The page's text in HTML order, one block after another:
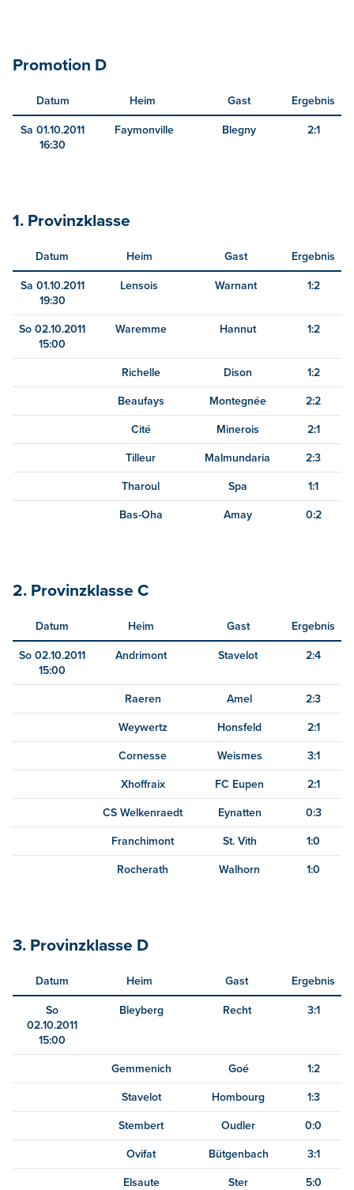
Promotion D
Datum Heim Gast Ergebnis
Sa 01.10.2011
16:30
Faymonville Blegny 2:1
1. Provinzklasse
Datum Heim Gast Ergebnis
Sa 01.10.2011
19:30
Lensois Warnant 1:2
So 02.10.2011
15:00
Waremme Hannut 1:2
Richelle Dison 1:2
Beaufays Montegnée 2:2
Cité Minerois 2:1
Tilleur Malmundaria 2:3
Tharoul Spa 1:1
Bas-Oha Amay 0:2
2. Provinzklasse C
Datum Heim Gast Ergebnis
So 02.10.2011
15:00
Andrimont Stavelot 2:4
Raeren Amel 2:3
Weywertz Honsfeld 2:1
Cornesse Weismes 3:1
Xhoffraix FC Eupen 2:1
CS Welkenraedt Eynatten 0:3
Franchimont St. Vith 1:0
Rocherath Walhorn 1:0
3. Provinzklasse D
Datum Heim Gast Ergebnis
So
02.10.2011
15:00
Bleyberg Recht 3:1
Gemmenich Goé 1:2
Stavelot Hombourg 1:3
Stembert Oudler 0:0
Ovifat Bütgenbach 3:1
Elsaute Ster 5:0